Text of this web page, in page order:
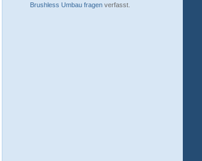
Brushless Umbau fragen verfasst.